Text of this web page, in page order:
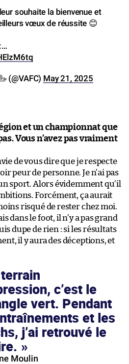
souhaite la bienvenue et
vœux de réussite 😊
(@VAFC) May 21, 2025
et un championnat que
Vous n’avez pas vraiment
de vous dire que je respecte
peur de personne. Je n’ai pas
sport. Alors évidemment qu’il
Forcément, ça aurait
risqué de rester chez moi.
dans le foot, il n’y a pas grand
dupe de rien : si les résultats
il y aura des déceptions, et
c’est le
vert. Pendant
et les
j’ai retrouvé le
Moulin